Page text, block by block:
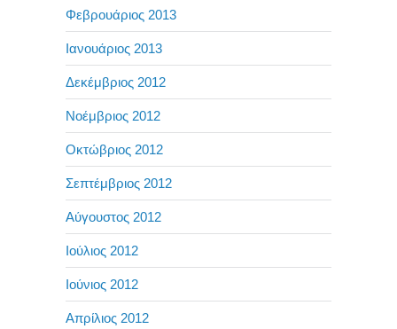
Φεβρουάριος 2013
Ιανουάριος 2013
Δεκέμβριος 2012
Νοέμβριος 2012
Οκτώβριος 2012
Σεπτέμβριος 2012
Αύγουστος 2012
Ιούλιος 2012
Ιούνιος 2012
Απρίλιος 2012